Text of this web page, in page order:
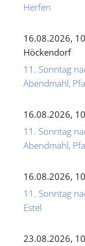
Herfen
16.08.2026,
Höckendorf
11. Sonntag
Abendmahl,
16.08.2026,
11. Sonntag
Abendmahl,
16.08.2026,
11. Sonntag
Estel
23.08.2026,